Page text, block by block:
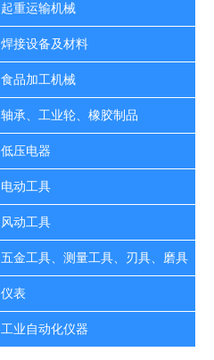
起重运输机械
焊接设备及材料
食品加工机械
轴承、工业轮、橡胶制品
低压电器
电动工具
风动工具
五金工具、测量工具、刃具、磨具
仪表
工业自动化仪器